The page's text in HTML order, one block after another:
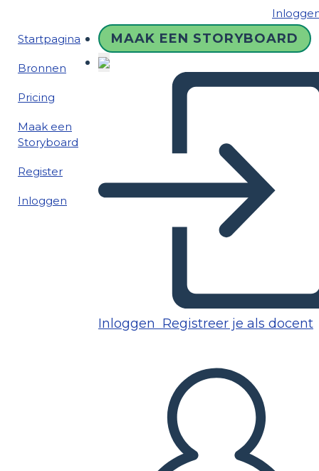
Startpagina
Bronnen
Pricing
Maak een
Storyboard
Register
Inloggen
MAAK EEN STORYBOARD
Inloggen Registreer je als docent